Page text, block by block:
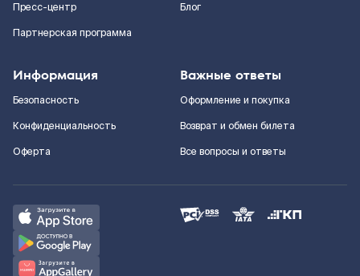
Пресс-центр
Партнерская программа
Блог
Информация
Безопасность
Конфиденциальность
Оферта
Важные ответы
Оформление и покупка
Возврат и обмен билета
Все вопросы и ответы